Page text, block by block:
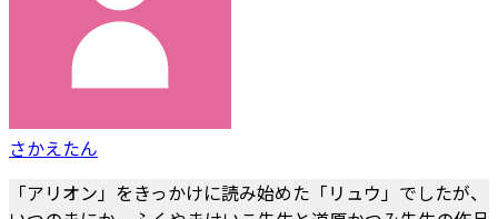
さかえたん
「アリオン」をきっかけに読み始めた「リュウ」でしたが、